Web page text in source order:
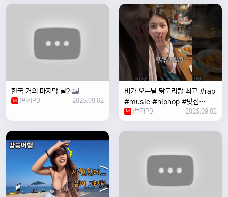
한국 거의 마지막 날?
M 1번가PD 2025.09.02
비가 오는날 ￼닭도리탕 최고 #rap
#music #hiphop #맛집
#travel #여행 #food ￼
M 1번가PD 2025.09.02